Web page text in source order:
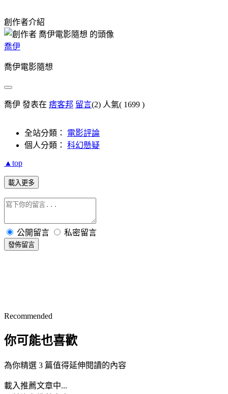
創作者介紹
喬伊
喬伊電影隨想
喬伊 發表在 痞客邦 留言(2) 人氣( 1699 )
全站分類： 電影評論
個人分類： 科幻懸疑
▲top
載入更多
公開留言 私密留言
發佈留言
Recommended
你可能也喜歡
為你精選 3 篇值得延伸閱讀的內容
載入推薦文章中...